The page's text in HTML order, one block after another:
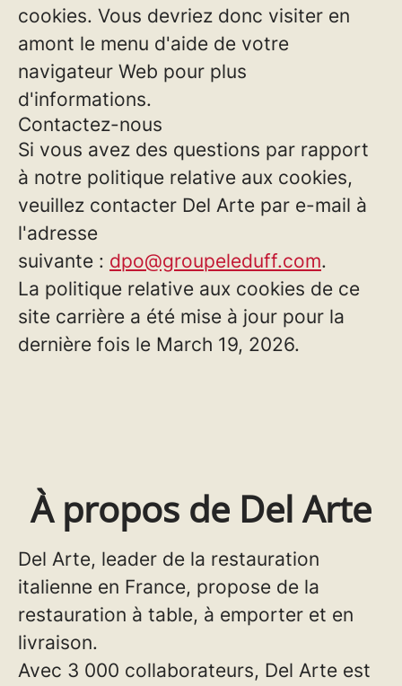
cookies. Vous devriez donc visiter en
amont le menu d'aide de votre
navigateur Web pour plus
d'informations.
Contactez-nous
Si vous avez des questions par rapport
à notre politique relative aux cookies,
veuillez contacter Del Arte par e-mail à
l'adresse
suivante : dpo@groupeleduff.com.
La politique relative aux cookies de ce
site carrière a été mise à jour pour la
dernière fois le March 19, 2026.
À propos de Del Arte
Del Arte, leader de la restauration
italienne en France, propose de la
restauration à table, à emporter et en
livraison.
Avec 3 000 collaborateurs, Del Arte est